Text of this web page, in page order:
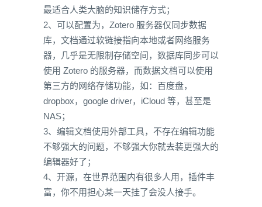
最适合人类大脑的知识储存方式；
2、可以配置为，Zotero 服务器仅同步数据
库，文档通过软链接指向本地或者网络服务
器，几乎是无限制存储空间，数据库同步可以
使用 Zotero 的服务器，而数据文档可以使用
第三方的网络存储功能，如：百度盘，
dropbox，google driver，iCloud 等，甚至是
NAS；
3、编辑文档使用外部工具，不存在编辑功能
不够强大的问题，不够强大你就去装更强大的
编辑器好了；
4、开源，在世界范围内有很多人用，插件丰
富，你不用担心某一天挂了会没人接手。